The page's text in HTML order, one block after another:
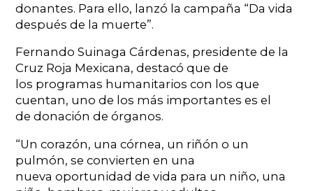
donantes. Para ello, lanzó la campaña “Da vida
después de la muerte”.
Fernando Suinaga Cárdenas, presidente de la
Cruz Roja Mexicana, destacó que de
los programas humanitarios con los que
cuentan, uno de los más importantes es el
de donación de órganos.
“Un corazón, una córnea, un riñón o un
pulmón, se convierten en una
nueva oportunidad de vida para un niño, una